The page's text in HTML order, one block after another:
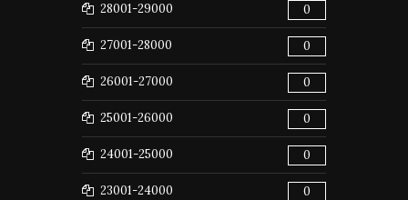
28001-29000 0
27001-28000 0
26001-27000 0
25001-26000 0
24001-25000 0
23001-24000 0